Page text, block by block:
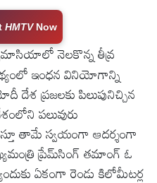
HMTVNow
నెలకొన్న తీవ్ర
ఇంధన వినియోగాన్ని
దేశ ప్రజలకు పిలుపునిచ్చిన
పలువురు
తామే స్వయంగా ఆదర్శంగా
ప్రేమ్‌సింగ్ తమాంగ్ ఓ
ఏకంగా రెండు కిలోమీటర్ల